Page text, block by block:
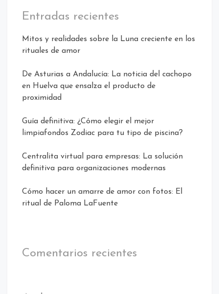
Entradas recientes
Mitos y realidades sobre la Luna creciente en los
rituales de amor
De Asturias a Andalucía: La noticia del cachopo
en Huelva que ensalza el producto de
proximidad
Guía definitiva: ¿Cómo elegir el mejor
limpiafondos Zodiac para tu tipo de piscina?
Centralita virtual para empresas: La solución
definitiva para organizaciones modernas
Cómo hacer un amarre de amor con fotos: El
ritual de Paloma LaFuente
Comentarios recientes